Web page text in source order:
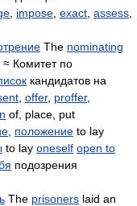
impose exact assess
The nominating
. ≈ Комитет по
кандидатов на
offer, proffer,
of, place, put
положение to lay
to lay oneself open to
подозрения
The prisoners laid an